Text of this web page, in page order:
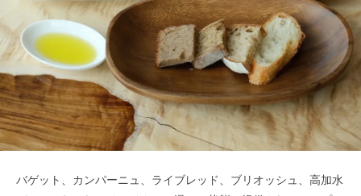
バゲット、カンパーニュ、ライブレッド、ブリオッシュ、高加水